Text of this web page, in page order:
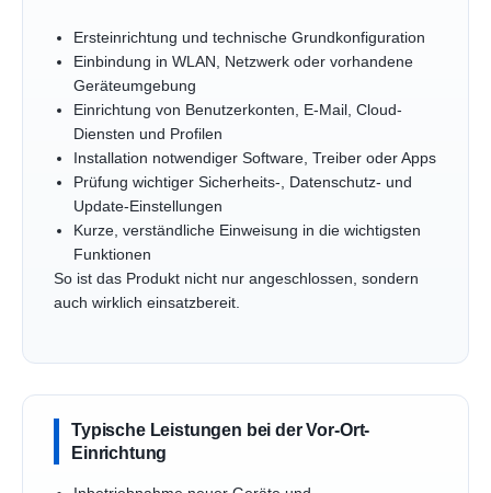
Ersteinrichtung und technische Grundkonfiguration
Einbindung in WLAN, Netzwerk oder vorhandene
Geräteumgebung
Einrichtung von Benutzerkonten, E-Mail, Cloud-
Diensten und Profilen
Installation notwendiger Software, Treiber oder Apps
Prüfung wichtiger Sicherheits-, Datenschutz- und
Update-Einstellungen
Kurze, verständliche Einweisung in die wichtigsten
Funktionen
So ist das Produkt nicht nur angeschlossen, sondern
auch wirklich einsatzbereit.
Typische Leistungen bei der Vor-Ort-
Einrichtung